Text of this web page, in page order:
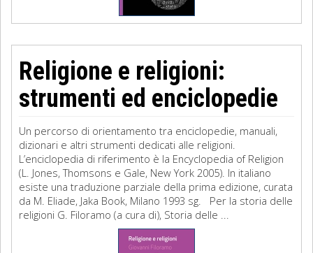
Religione e religioni:
strumenti ed enciclopedie
Un percorso di orientamento tra enciclopedie, manuali,
dizionari e altri strumenti dedicati alle religioni.
L’enciclopedia di riferimento è la Encyclopedia of Religion
(L. Jones, Thomsons e Gale, New York 2005). In italiano
esiste una traduzione parziale della prima edizione, curata
da M. Eliade, Jaka Book, Milano 1993 sg. Per la storia delle
religioni G. Filoramo (a cura di), Storia delle ...